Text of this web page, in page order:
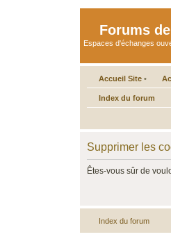
Forums
Espaces d'échanges
Accueil Site •
Index du forum
Supprimer les
Êtes-vous sûr de
Index du forum